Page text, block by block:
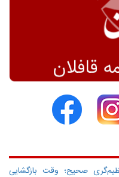
صحیح؛ وقت بازگشایی